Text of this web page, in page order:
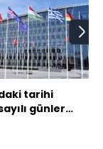
tarihi
günler